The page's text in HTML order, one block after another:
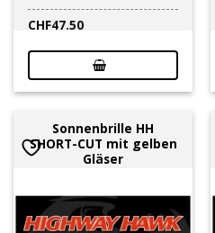
CHF47.50
Sonnenbrille HH
SHORT-CUT mit gelben
Gläser